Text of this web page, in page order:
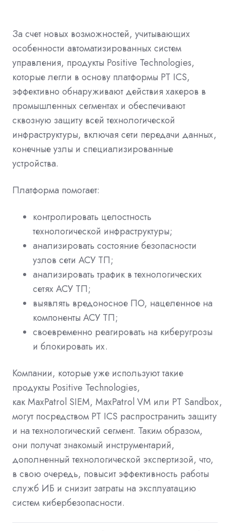
За счет новых возможностей, учитывающих
особенности автоматизированных систем
управления, продукты Positive Technologies,
которые легли в основу платформы PT ICS,
эффективно обнаруживают действия хакеров в
промышленных сегментах и обеспечивают
сквозную защиту всей технологической
инфраструктуры, включая сети передачи данных,
конечные узлы и специализированные
устройства.
Платформа помогает:
контролировать целостность
технологической инфраструктуры;
анализировать состояние безопасности
узлов сети АСУ ТП;
анализировать трафик в технологических
сетях АСУ ТП;
выявлять вредоносное ПО, нацеленное на
компоненты АСУ ТП;
своевременно реагировать на киберугрозы
и блокировать их.
Компании, которые уже используют такие
продукты Positive Technologies,
какMaxPatrol SIEM, MaxPatrol VM или PT Sandbox,
могут посредством PT ICS распространить защиту
и на технологический сегмент. Таким образом,
они получат знакомый инструментарий,
дополненный технологической экспертизой, что,
в свою очередь, повысит эффективность работы
служб ИБ и снизит затраты на эксплуатацию
систем кибербезопасности.